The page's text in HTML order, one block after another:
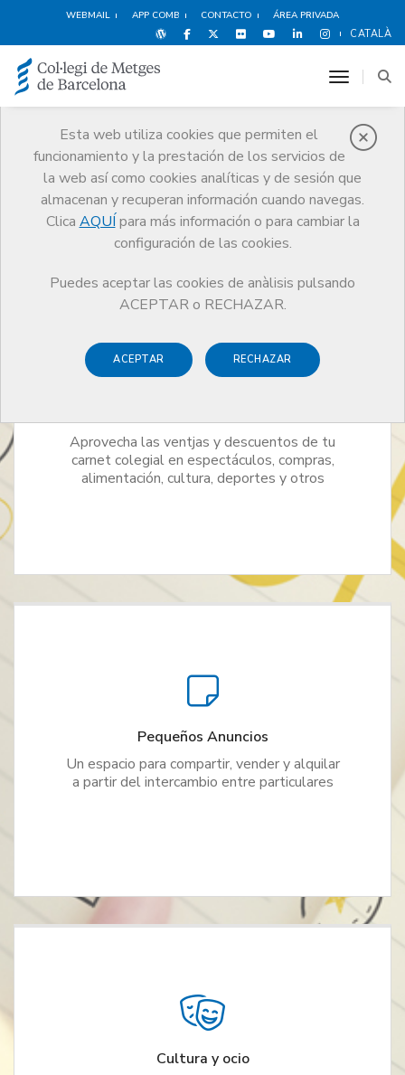
WEBMAIL APP COMB CONTACTO ÁREA PRIVADA
CATALÀ
Esta web utiliza cookies que permiten el
funcionamiento y la prestación de los servicios de
la web así como cookies analíticas y de sesión que
almacenan y recuperan información cuando navegas.
Clica AQUÍ para más información o para cambiar la
configuración de las cookies.
Puedes aceptar las cookies de anàlisis pulsando
ACEPTAR o RECHAZAR.
ACEPTAR RECHAZAR
toggle
Otros Servicios
Las ventajas de ser colegiado
recogidas en una catálogo extenso
de servicios, descuentos y
actividades culturales
Aprovecha las ventjas y descuentos de tu
carnet colegial en espectáculos, compras,
alimentación, cultura, deportes y otros
Pequeños Anuncios
Un espacio para compartir, vender y alquilar
a partir del intercambio entre particulares
Cultura y ocio